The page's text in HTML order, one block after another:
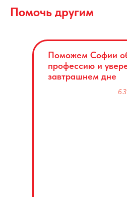
Помочь другим
Поможем Софии
профессию и
завтрашнем дне